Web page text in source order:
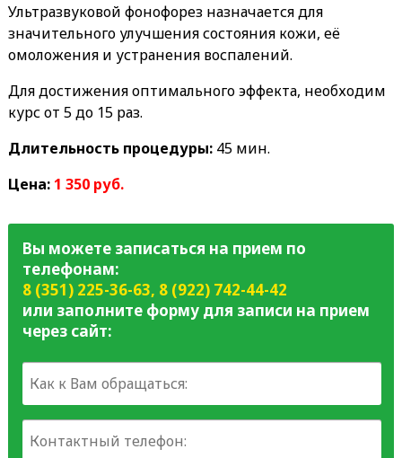
Ультразвуковой фонофорез назначается для
значительного улучшения состояния кожи, её
омоложения и устранения воспалений.
Для достижения оптимального эффекта, необходим
курс от 5 до 15 раз.
Длительность процедуры:45 мин.
Цена: 1 350 руб.
Вы можете записаться на прием по
телефонам:
8 (351) 225-36-63, 8 (922) 742-44-42
или заполните форму для записи на прием
через сайт: